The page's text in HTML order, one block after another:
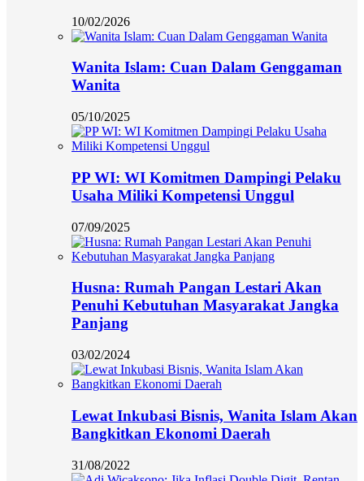
10/02/2026
Wanita Islam: Cuan Dalam Genggaman
Wanita
05/10/2025
PP WI: WI Komitmen Dampingi Pelaku
Usaha Miliki Kompetensi Unggul
07/09/2025
Husna: Rumah Pangan Lestari Akan
Penuhi Kebutuhan Masyarakat Jangka
Panjang
03/02/2024
Lewat Inkubasi Bisnis, Wanita Islam Akan
Bangkitkan Ekonomi Daerah
31/08/2022